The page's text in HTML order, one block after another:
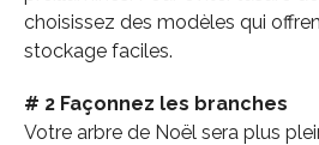
choisissez des modèles qui
stockage faciles.
# 2 Façonnez les branches
Votre arbre de Noël sera plus